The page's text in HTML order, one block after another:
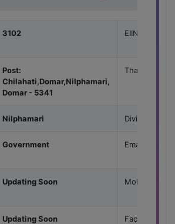
3102 EIIN
Post:
Chilahati,Domar,Nilphamari,
Domar - 5341
Thana
Nilphamari Division
Government Email
Updating Soon Mobile
Updating Soon
Facebook